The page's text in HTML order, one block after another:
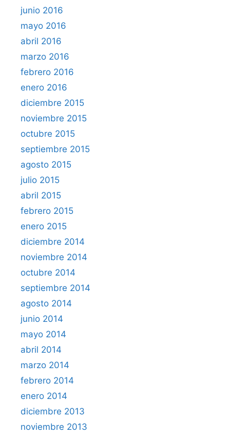
junio 2016
mayo 2016
abril 2016
marzo 2016
febrero 2016
enero 2016
diciembre 2015
noviembre 2015
octubre 2015
septiembre 2015
agosto 2015
julio 2015
abril 2015
febrero 2015
enero 2015
diciembre 2014
noviembre 2014
octubre 2014
septiembre 2014
agosto 2014
junio 2014
mayo 2014
abril 2014
marzo 2014
febrero 2014
enero 2014
diciembre 2013
noviembre 2013